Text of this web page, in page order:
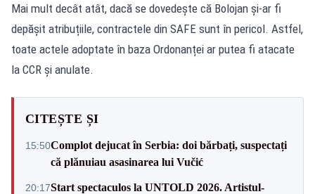
Mai mult decât atât, dacă se dovedește că Bolojan și-ar fi
depășit atribuțiile, contractele din SAFE sunt în pericol. Astfel,
toate actele adoptate în baza Ordonanței ar putea fi atacate
la CCR și anulate.
CITEȘTE ȘI
15:50Complot dejucat în Serbia: doi bărbați, suspectați
că plănuiau asasinarea lui Vučić
20:17Start spectaculos la UNTOLD 2026. Artistul-